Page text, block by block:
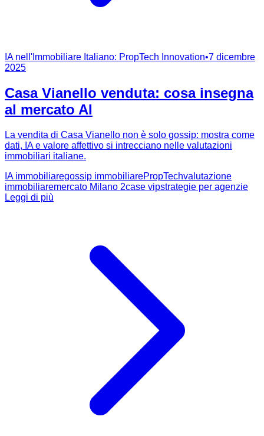
IA nell'Immobiliare Italiano: PropTech Innovation•7 dicembre
2025
Casa Vianello venduta: cosa insegna
al mercato AI
La vendita di Casa Vianello non è solo gossip: mostra come
dati, IA e valore affettivo si intrecciano nelle valutazioni
immobiliari italiane.
IA immobiliaregossip immobiliarePropTechvalutazione
immobiliaremercato Milano 2case vipstrategie per agenzie
Leggi di più